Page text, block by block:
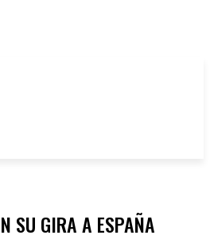
SU GIRA A ESPAÑA